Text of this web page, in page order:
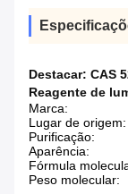
Destacar: CAS
Reagente de
Marca:
Lugar de origem:
Purificação:
Aparência:
Fórmula
Peso molecular: